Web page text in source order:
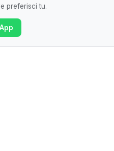
preferisci tu.